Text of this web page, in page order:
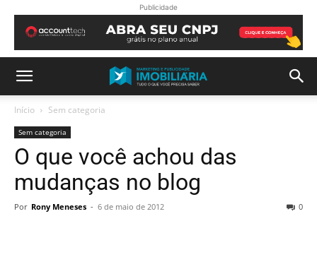
Publicidade
Início Sem categoria
Sem categoria
O que você achou das
mudanças no blog
Por Rony Meneses - 6 de maio de 2012 0